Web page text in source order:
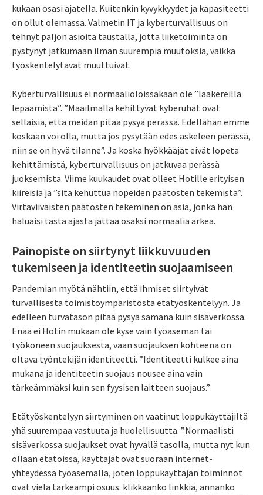
kukaan osasi ajatella. Kuitenkin kyvykkyydet ja kapasiteetti
on ollut olemassa. Valmetin IT ja kyberturvallisuus on
tehnyt paljon asioita taustalla, jotta liiketoiminta on
pystynyt jatkumaan ilman suurempia muutoksia, vaikka
työskentelytavat muuttuivat.
Kyberturvallisuus ei normaalioloissakaan ole ”laakereilla
lepäämistä”. ”Maailmalla kehittyvät kyberuhat ovat
sellaisia, että meidän pitää pysyä perässä. Edellähän emme
koskaan voi olla, mutta jos pysytään edes askeleen perässä,
niin se on hyvä tilanne”. Ja koska hyökkääjät eivät lopeta
kehittämistä, kyberturvallisuus on jatkuvaa perässä
juoksemista. Viime kuukaudet ovat olleet Hotille erityisen
kiireisiä ja ”sitä kehuttua nopeiden päätösten tekemistä”.
Virtaviivaisten päätösten tekeminen on asia, jonka hän
haluaisi tästä ajasta jättää osaksi normaalia arkea.
Painopiste on siirtynyt liikkuvuuden
tukemiseen ja identiteetin suojaamiseen
Pandemian myötä nähtiin, että ihmiset siirtyivät
turvallisesta toimistoympäristöstä etätyöskentelyyn. Ja
edelleen turvatason pitää pysyä samana kuin sisäverkossa.
Enää ei Hotin mukaan ole kyse vain työaseman tai
työkoneen suojauksesta, vaan suojauksen kohteena on
oltava työntekijän identiteetti. ”Identiteetti kulkee aina
mukana ja identiteetin suojaus nousee aina vain
tärkeämmäksi kuin sen fyysisen laitteen suojaus.”
Etätyöskentelyyn siirtyminen on vaatinut loppukäyttäjiltä
yhä suurempaa vastuuta ja huolellisuutta. ”Normaalisti
sisäverkossa suojaukset ovat hyvällä tasolla, mutta nyt kun
ollaan etätöissä, käyttäjät ovat suoraan internet-
yhteydessä työasemalla, joten loppukäyttäjän toiminnot
ovat vielä tärkeämpi osuus: klikkaanko linkkiä, annanko